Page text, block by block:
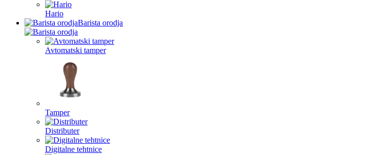
Hario
Barista orodja
Avtomatski tamper
Tamper
Distributer
Digitalne tehtnice